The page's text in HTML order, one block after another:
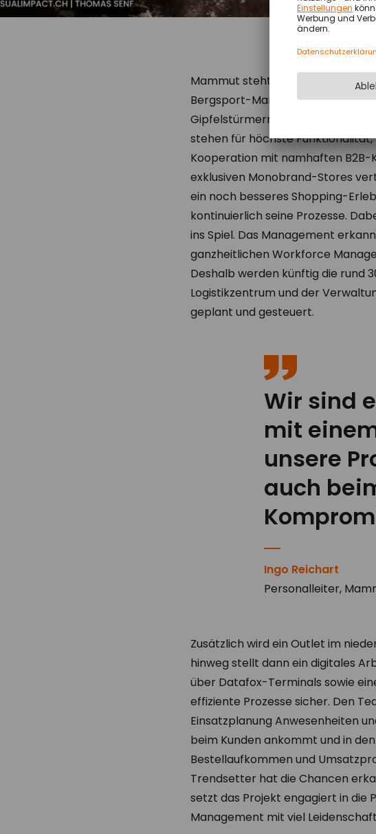
Mammut steht für Abenteuer und
Bergsport-Marke mit Hauptsitz
Gipfelstürmern im Outdoor-
stehen für höchste
Kooperation mit namhaften B2B-
exklusiven Monobrand-Stores
ein noch besseres Shopping-
kontinuierlich seine Prozesse.
ins Spiel. Das Management
ganzheitlichen Workforce
Deshalb werden künftig die rund
Logistikzentrum und der
geplant und gesteuert.
Wir sind
mit
unsere
auch
Ingo Reichart
Personalleiter,
Zusätzlich wird ein Outlet im
hinweg stellt dann ein digitales
über Datafox-Terminals sowie
effiziente Prozesse sicher. Den
Einsatzplanung Anwesenheiten
beim Kunden ankommt und in
Bestellaufkommen und
Trendsetter hat die Chancen
setzt das Projekt engagiert in die
Management mit viel